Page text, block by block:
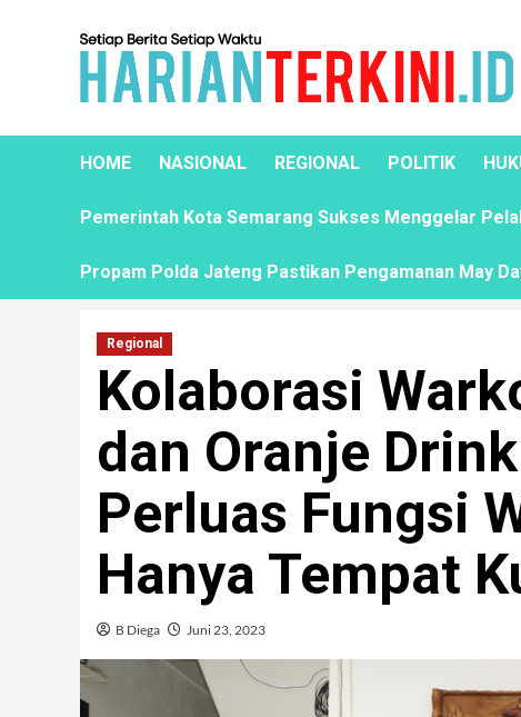
HOME NASIONAL REGIONAL POLITIK
Pemerintah Kota Semarang Sukses Menggelar
Propam Polda Jateng Pastikan Pengamanan May
Regional
Kolaborasi
dan Oranje
Perluas Fungsi
Hanya Tempat
B Diega Juni 23, 2023